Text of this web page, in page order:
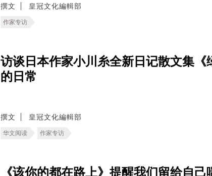
撰文 皇冠文化編輯部
作家专访
访谈日本作家小川糸全新日记散文集
的日常
撰文 皇冠文化編輯部
华文阅读 作家专访
《该你的都在路上》提醒我们留给自